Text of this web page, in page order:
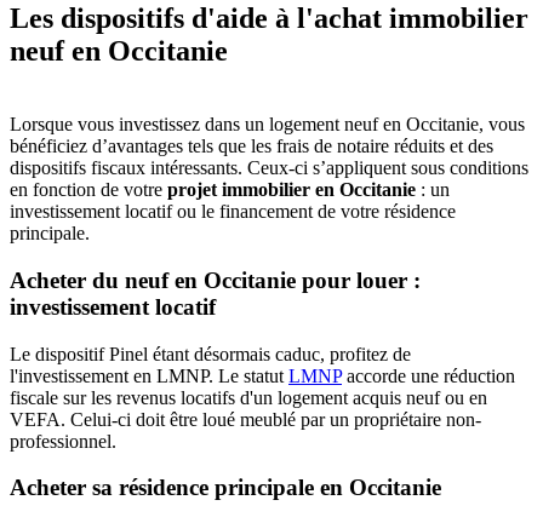
Les dispositifs d'aide à l'achat immobilier
neuf en Occitanie
Lorsque vous investissez dans un logement neuf en Occitanie, vous
bénéficiez d’avantages tels que les frais de notaire réduits et des
dispositifs fiscaux intéressants. Ceux-ci s’appliquent sous conditions
en fonction de votre projet immobilier en Occitanie : un
investissement locatif ou le financement de votre résidence
principale.
Acheter du neuf en Occitanie pour louer :
investissement locatif
Le dispositif Pinel étant désormais caduc, profitez de
l'investissement en LMNP. Le statut LMNPaccorde une réduction
fiscale sur les revenus locatifs d'un logement acquis neuf ou en
VEFA. Celui-ci doit être loué meublé par un propriétaire non-
professionnel.
Acheter sa résidence principale en Occitanie